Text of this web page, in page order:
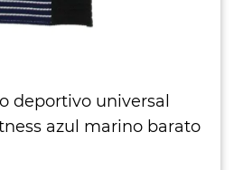
deportivo universal
azul marino barato